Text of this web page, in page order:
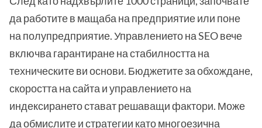
да работите в мащаба на предприятие или поне
на полупредприятие. Управлението на SEO вече
включва гарантиране на стабилността на
техническите ви основи. Бюджетите за обхождане,
скоростта на сайта и управлението на
индексирането стават решаващи фактори. Може
да обмислите и стратегии като многоезична